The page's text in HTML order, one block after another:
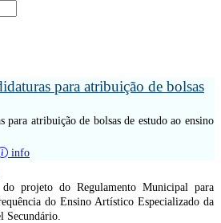
para atribuição de bolsas
atribuição de bolsas de estudo ao ensino
info
projeto do Regulamento Municipal para
do Ensino Artístico Especializado da
Secundário.